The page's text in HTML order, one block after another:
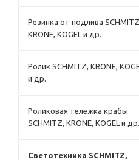
Резинка от подлива
KRONE, KOGEL и др.
Ролик SCHMITZ, KRONE,
и др.
Роликовая тележка крабы
SCHMITZ, KRONE, KOGEL и др.
Светотехника SCHMITZ,